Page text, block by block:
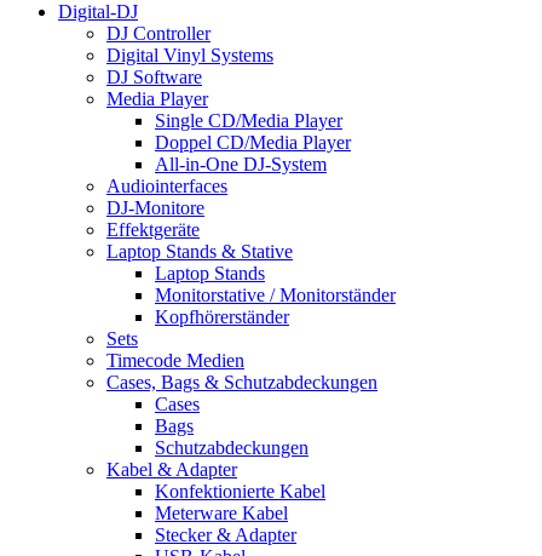
Digital-DJ
DJ Controller
Digital Vinyl Systems
DJ Software
Media Player
Single CD/Media Player
Doppel CD/Media Player
All-in-One DJ-System
Audiointerfaces
DJ-Monitore
Effektgeräte
Laptop Stands & Stative
Laptop Stands
Monitorstative / Monitorständer
Kopfhörerständer
Sets
Timecode Medien
Cases, Bags & Schutzabdeckungen
Cases
Bags
Schutzabdeckungen
Kabel & Adapter
Konfektionierte Kabel
Meterware Kabel
Stecker & Adapter